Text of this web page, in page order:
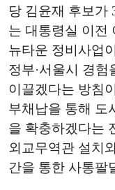
당 김윤재 후보가
는 대통령실 이전
뉴타운 정비사업
정부·서울시 경
이끌겠다는 방침
부채납을 통해 도
을 확충하겠다는
외교무역관 설치
간을 통한 사통팔